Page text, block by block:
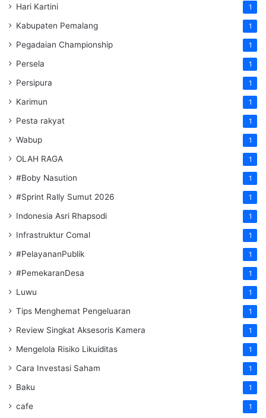
Hari Kartini 1
Kabupaten Pemalang 1
Pegadaian Championship 1
Persela 1
Persipura 1
Karimun 1
Pesta rakyat 1
Wabup 1
OLAH RAGA 1
#Boby Nasution 1
#Sprint Rally Sumut 2026 1
Indonesia Asri Rhapsodi 1
Infrastruktur Comal 1
#PelayananPublik 1
#PemekaranDesa 1
Luwu 1
Tips Menghemat Pengeluaran 1
Review Singkat Aksesoris Kamera 1
Mengelola Risiko Likuiditas 1
Cara Investasi Saham 1
Baku 1
cafe 1